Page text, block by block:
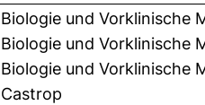
Biologie und Vorklinische
Biologie und Vorklinische
Biologie und Vorklinische
Castrop